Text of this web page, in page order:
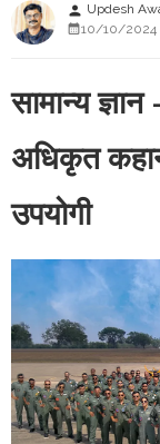
person Updesh
10/10/2024
सामान्य
अधिकृत
उपयोगी